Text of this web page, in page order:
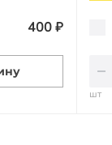
400 ₽
шт